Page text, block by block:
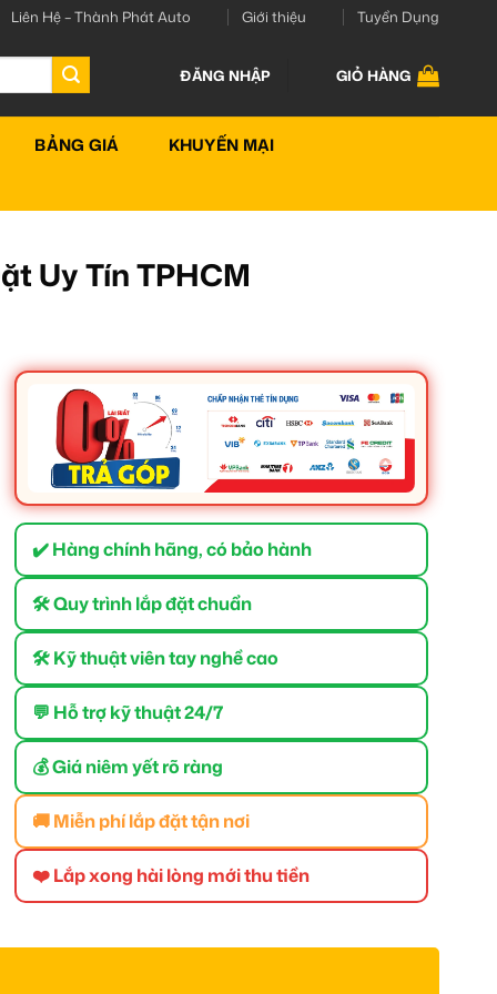
Liên Hệ – Thành Phát Auto Giới thiệu Tuyển Dụng
ĐĂNG NHẬP GIỎ HÀNG
BẢNG GIÁ KHUYẾN MẠI
Uy Tín TPHCM
✔️ Hàng chính hãng, có bảo hành
🛠 Quy trình lắp đặt chuẩn
🛠 Kỹ thuật viên tay nghề cao
💬 Hỗ trợ kỹ thuật 24/7
💰 Giá niêm yết rõ ràng
🚚 Miễn phí lắp đặt tận nơi
❤️ Lắp xong hài lòng mới thu tiền